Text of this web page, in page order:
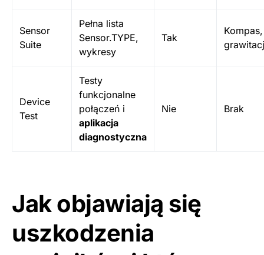
Sensor
Suite
Pełna lista
Sensor.TYPE,
wykresy
Tak
Kompas,
Device
Test
Testy
funkcjonalne
połączeń i
aplikacja
diagnostyczna
Nie Brak
Jak objawiają się
uszkodzenia